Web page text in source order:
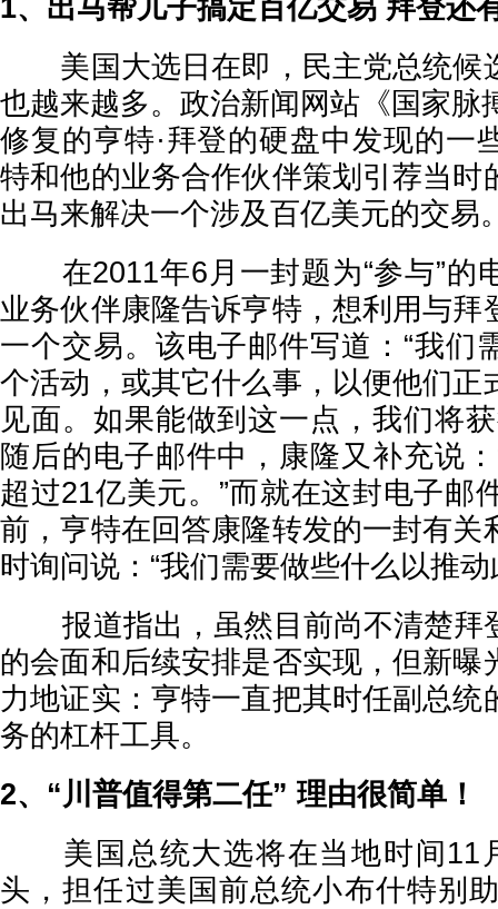
1、出马帮儿子搞定百亿交易 拜登还
美国大选日在即，民主党总统候
也越来越多。政治新闻网站《国家脉
修复的亨特·拜登的硬盘中发现的一
特和他的业务合作伙伴策划引荐当时
出马来解决一个涉及百亿美元的交易
在2011年6月一封题为“参与”的
业务伙伴康隆告诉亨特，想利用与拜
一个交易。该电子邮件写道：“我们
个活动，或其它什么事，以便他们正
见面。如果能做到这一点，我们将
随后的电子邮件中，康隆又补充说
超过21亿美元。”而就在这封电子邮
前，亨特在回答康隆转发的一封有关
时询问说：“我们需要做些什么以推动
报道指出，虽然目前尚不清楚拜
的会面和后续安排是否实现，但新曝
力地证实：亨特一直把其时任副总统
务的杠杆工具。
2、“川普值得第二任” 理由很简单！
美国总统大选将在当地时间11
头，担任过美国前总统小布什特别